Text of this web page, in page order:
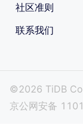
社区准则
联系我们
©2026 TiDB
京公网安备